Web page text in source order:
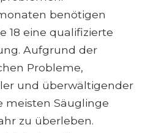
benötigen
18 eine qualifizierte
Aufgrund der
Probleme,
und überwältigender
meisten Säuglinge
zu überleben.